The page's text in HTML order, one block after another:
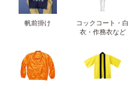
帆前掛け
コックコート・白
衣・作務衣など